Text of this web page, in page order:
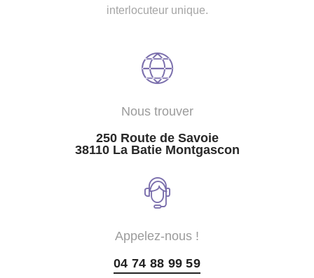
interlocuteur unique.
Nous trouver
250 Route de Savoie
38110 La Batie Montgascon
Appelez-nous !
04 74 88 99 59